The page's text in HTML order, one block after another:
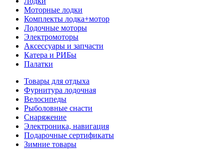
Моторные лодки
Комплекты лодка+мотор
Лодочные моторы
Электромоторы
Аксессуары и запчасти
Катера и РИБы
Палатки
Товары для отдыха
Фурнитура лодочная
Велосипеды
Рыболовные снасти
Снаряжение
Электроника, навигация
Подарочные сертификаты
Зимние товары